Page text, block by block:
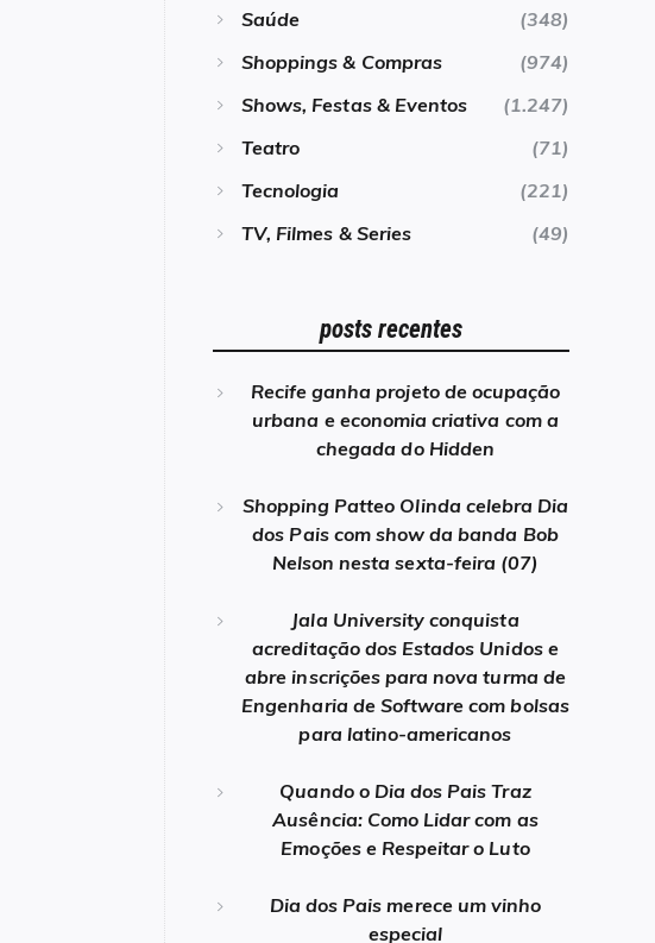
Saúde
(348)
Shoppings & Compras
(974)
Shows, Festas & Eventos
(1.247)
Teatro
(71)
Tecnologia
(221)
TV, Filmes & Series
(49)
posts recentes
Recife ganha projeto de ocupação
urbana e economia criativa com a
chegada do Hidden
Shopping Patteo Olinda celebra Dia
dos Pais com show da banda Bob
Nelson nesta sexta-feira (07)
Jala University conquista
acreditação dos Estados Unidos e
abre inscrições para nova turma de
Engenharia de Software com bolsas
para latino-americanos
Quando o Dia dos Pais Traz
Ausência: Como Lidar com as
Emoções e Respeitar o Luto
Dia dos Pais merece um vinho
especial